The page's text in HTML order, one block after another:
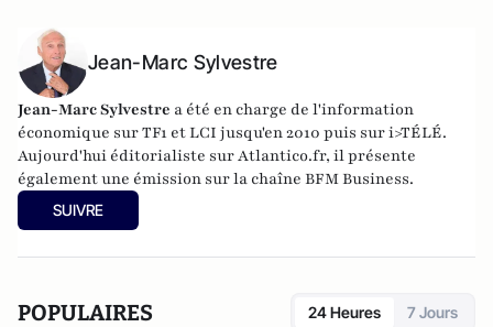
Jean-Marc Sylvestre
Jean-Marc Sylvestre a été en charge de l'information
économique sur TF1 et LCI jusqu'en 2010 puis sur i>TÉLÉ.
Aujourd'hui éditorialiste sur Atlantico.fr, il présente
également une émission sur la chaîne BFM Business.
SUIVRE
POPULAIRES 24 Heures 7 Jours